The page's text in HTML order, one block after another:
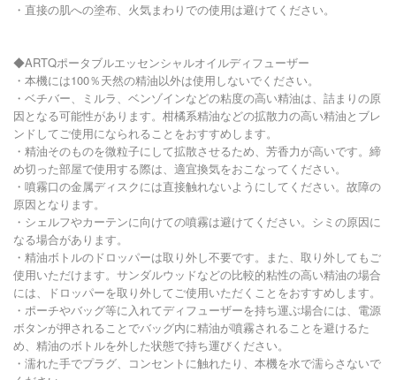
・直接の肌への塗布、火気まわりでの使用は避けてください。
◆ARTQポータブルエッセンシャルオイルディフューザー
・本機には100％天然の精油以外は使用しないでください。
・ベチバー、ミルラ、ベンゾインなどの粘度の高い精油は、詰まりの原
因となる可能性があります。柑橘系精油などの拡散力の高い精油とブレ
ンドしてご使用になられることをおすすめします。
・精油そのものを微粒子にして拡散させるため、芳香力が高いです。締
め切った部屋で使用する際は、適宜換気をおこなってください。
・噴霧口の金属ディスクには直接触れないようにしてください。故障の
原因となります。
・シェルフやカーテンに向けての噴霧は避けてください。シミの原因に
なる場合があります。
・精油ボトルのドロッパーは取り外し不要です。また、取り外してもご
使用いただけます。サンダルウッドなどの比較的粘性の高い精油の場合
には、ドロッパーを取り外してご使用いただくことをおすすめします。
・ポーチやバッグ等に入れてディフューザーを持ち運ぶ場合には、電源
ボタンが押されることでバッグ内に精油が噴霧されることを避けるた
め、精油のボトルを外した状態で持ち運びください。
・濡れた手でプラグ、コンセントに触れたり、本機を水で濡らさないで